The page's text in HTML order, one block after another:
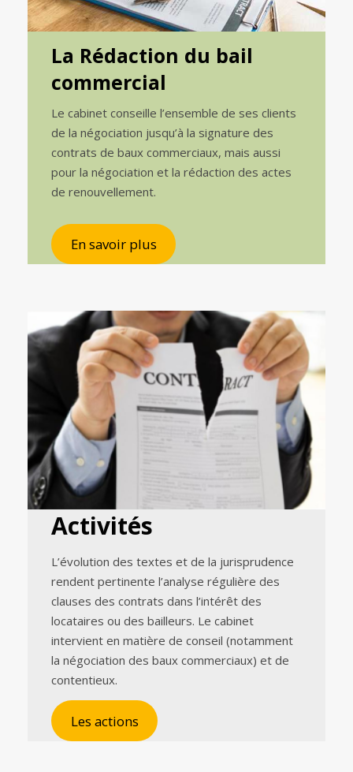
La Rédaction du bail
commercial
Le cabinet conseille l’ensemble de ses clients
de la négociation jusqu’à la signature des
contrats de baux commerciaux, mais aussi
pour la négociation et la rédaction des actes
de renouvellement.
En savoir plus
Activités
L’évolution des textes et de la jurisprudence
rendent pertinente l’analyse régulière des
clauses des contrats dans l’intérêt des
locataires ou des bailleurs. Le cabinet
intervient en matière de conseil (notamment
la négociation des baux commerciaux) et de
contentieux.
Les actions